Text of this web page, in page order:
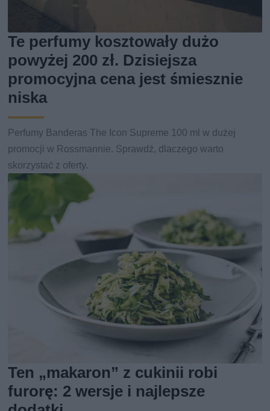
Te perfumy kosztowały dużo
powyżej 200 zł. Dzisiejsza
promocyjna cena jest śmiesznie
niska
Perfumy Banderas The Icon Supreme 100 ml w dużej
promocji w Rossmannie. Sprawdź, dlaczego warto
skorzystać z oferty.
Ten „makaron” z cukinii robi
furorę: 2 wersje i najlepsze